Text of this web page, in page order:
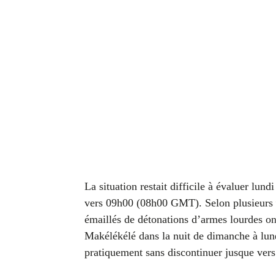
La situation restait difficile à évaluer
vers 09h00 (08h00 GMT). Selon plusieurs
émaillés de détonations d’armes lourdes
Makélékélé dans la nuit de dimanche à
pratiquement sans discontinuer jusque